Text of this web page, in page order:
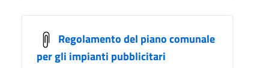
Regolamento del piano comunale
per gli impianti pubblicitari